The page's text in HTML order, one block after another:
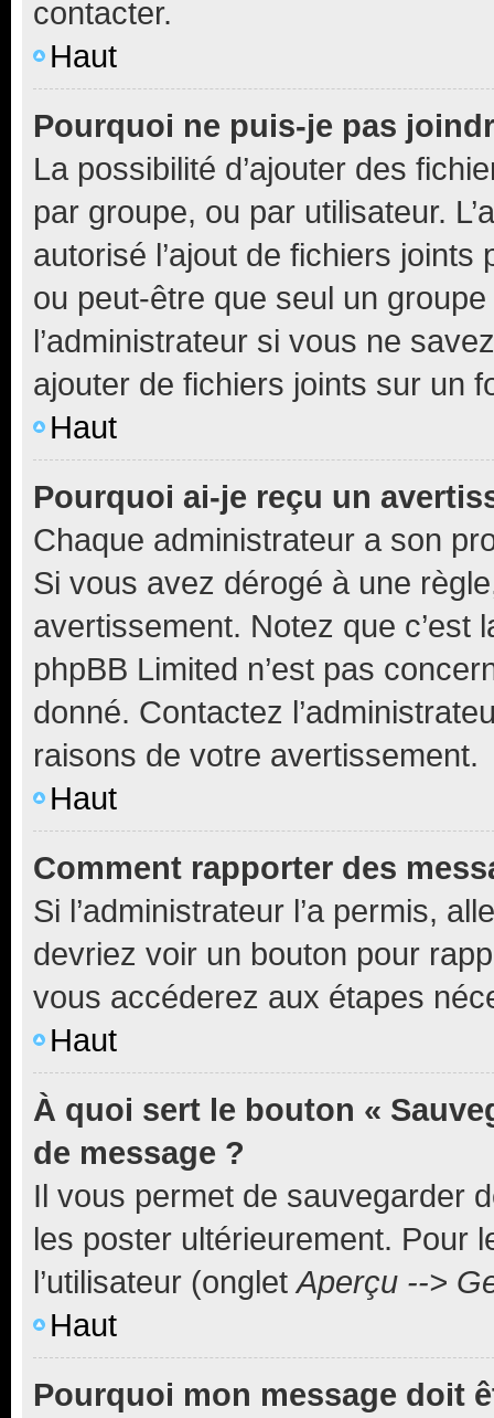
contacter.
Haut
Pourquoi ne puis-je pas
La possibilité d’ajouter des
par groupe, ou par utilisateur.
autorisé l’ajout de fichiers
ou peut-être que seul un
l’administrateur si vous ne
ajouter de fichiers joints sur un
Haut
Pourquoi ai-je reçu un
Chaque administrateur a son
Si vous avez dérogé à une
avertissement. Notez que c’est
phpBB Limited n’est pas
donné. Contactez
raisons de votre avertissement.
Haut
Comment rapporter des
Si l’administrateur l’a permis,
devriez voir un bouton pour
vous accéderez aux étapes
Haut
À quoi sert le bouton «
de message ?
Il vous permet de sauvegarder
les poster ultérieurement. Pour
l’utilisateur (ongletAperçu -->
Haut
Pourquoi mon message doit